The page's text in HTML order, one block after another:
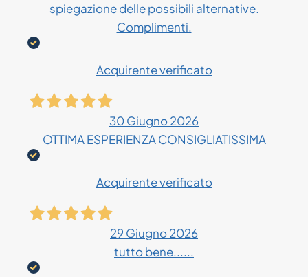
spiegazione delle possibili alternative.
Complimenti.
Acquirente verificato
30 Giugno 2026
OTTIMA ESPERIENZA CONSIGLIATISSIMA
Acquirente verificato
29 Giugno 2026
tutto bene......